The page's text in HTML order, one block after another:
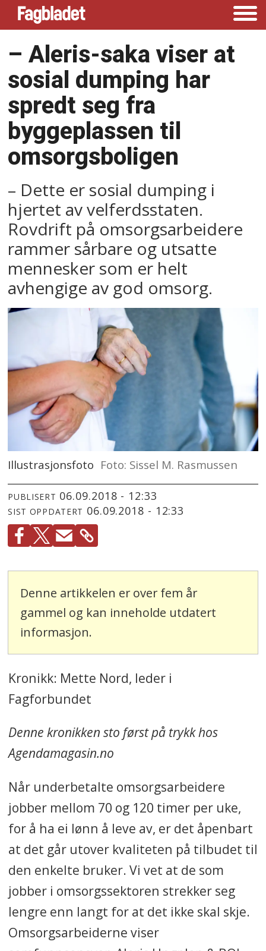
–⁠ Aleris-saka viser at
sosial dumping har
spredt seg fra
byggeplassen til
omsorgsboligen
– Dette er sosial dumping i
hjertet av velferdsstaten.
Rovdrift på omsorgsarbeidere
rammer sårbare og utsatte
mennesker som er helt
avhengige av god omsorg.
Illustrasjonsfoto Foto: Sissel M. Rasmussen
PUBLISERT 06.09.2018 - 12:33
SIST OPPDATERT 06.09.2018 - 12:33
Denne artikkelen er over fem år
gammel og kan inneholde utdatert
informasjon.
Kronikk: Mette Nord, leder i
Fagforbundet
Denne kronikken sto først på trykk hos
Agendamagasin.no
Når underbetalte omsorgsarbeidere
jobber mellom 70 og 120 timer per uke,
for å ha ei lønn å leve av, er det åpenbart
at det går utover kvaliteten på tilbudet til
den enkelte bruker. Vi vet at de som
jobber i omsorgssektoren strekker seg
lengre enn langt for at det ikke skal skje.
Omsorgsarbeiderne viser